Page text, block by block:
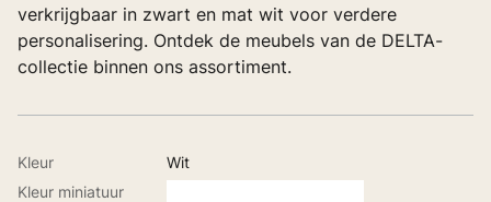
verkrijgbaar in zwart en mat wit voor verdere
personalisering. Ontdek de meubels van de DELTA-
collectie binnen ons assortiment.
Kleur
Wit
Kleur miniatuur